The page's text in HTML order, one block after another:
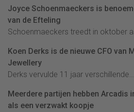
Joyce Schoenmaeckers is
van de Efteling
Schoenmaeckers treedt in oktober
Koen Derks is de nieuwe CFO van
Jewellery
Derks vervulde 11 jaar verschillende...
Meerdere partijen hebben Arcadis
als een verzwakt koopje